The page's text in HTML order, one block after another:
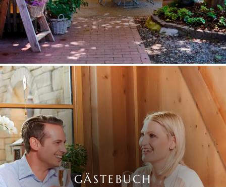
GÄSTEBUCH